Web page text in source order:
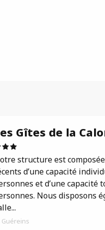
Gîtes de la
structure est
d’une capacité
et d’une capacité
Nous disposons
Guéreins